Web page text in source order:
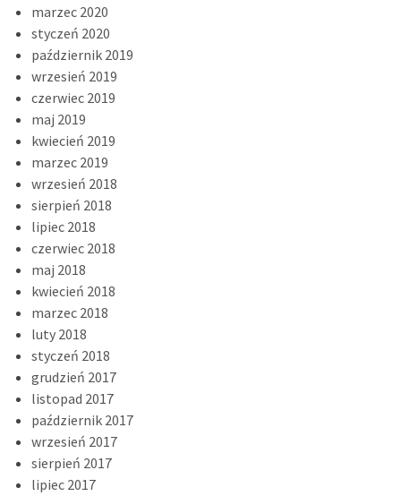
marzec 2020
styczeń 2020
październik 2019
wrzesień 2019
czerwiec 2019
maj 2019
kwiecień 2019
marzec 2019
wrzesień 2018
sierpień 2018
lipiec 2018
czerwiec 2018
maj 2018
kwiecień 2018
marzec 2018
luty 2018
styczeń 2018
grudzień 2017
listopad 2017
październik 2017
wrzesień 2017
sierpień 2017
lipiec 2017